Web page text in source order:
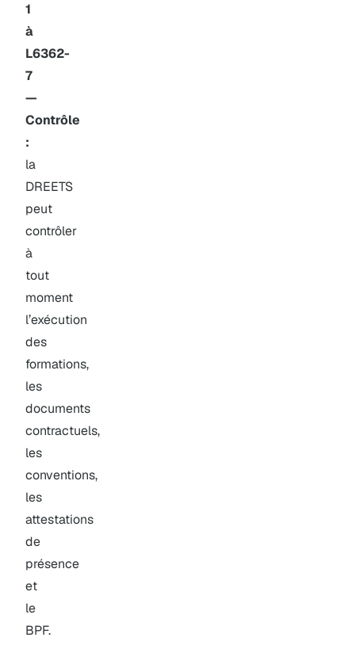
1
à
L6362-
7
—
Contrôle
:
la
DREETS
peut
contrôler
à
tout
moment
l’exécution
des
formations,
les
documents
contractuels,
les
conventions,
les
attestations
de
présence
et
le
BPF.